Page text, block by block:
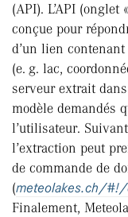
(API). L’API
conçue pour
d’un lien
(e. g. lac,
serveur extrait
modèle demandés
l’utilisateur.
l’extraction peut
de commande de
(meteolakes.ch/#!/
Finalement,